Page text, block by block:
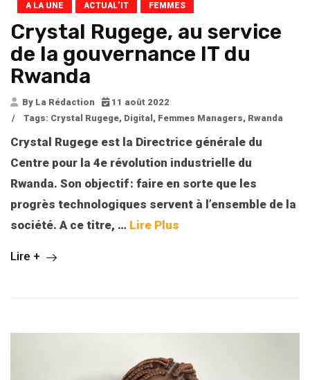
A LA UNE ACTUAL’IT FEMMES
Crystal Rugege, au service
de la gouvernance IT du
Rwanda
By La Rédaction
11 août 2022
/
Tags: Crystal Rugege, Digital , Femmes Managers, Rwanda
Crystal Rugege est la Directrice générale du
Centre pour la 4e révolution industrielle du
Rwanda. Son objectif : faire en sorte que les
progrès technologiques servent à l’ensemble de la
société. A ce titre, … Lire Plus
Lire +